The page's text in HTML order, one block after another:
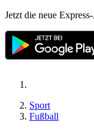
Jetzt die neue
Sport
Fußball